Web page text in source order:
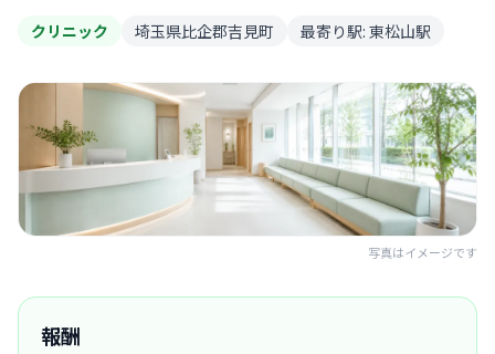
クリニック 埼玉県比企郡吉見町 最寄り駅: 東松山駅
写真はイメージです
報酬